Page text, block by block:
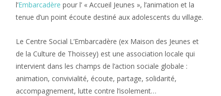
l’Embarcadère pour l’ « Accueil Jeunes », l’animation et la
tenue d’un point écoute destiné aux adolescents du village.
Le Centre Social L’Embarcadère (ex Maison des Jeunes et
de la Culture de Thoissey) est une association locale qui
intervient dans les champs de l’action sociale globale :
animation, convivialité, écoute, partage, solidarité,
accompagnement, lutte contre l’isolement…